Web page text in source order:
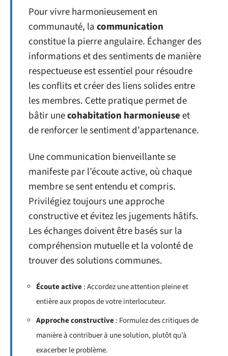
Pour vivre harmonieusement en
communauté, lacommunication
constitue la pierre angulaire. Échanger des
informations et des sentiments de manière
respectueuse est essentiel pour résoudre
les conflits et créer des liens solides entre
les membres. Cette pratique permet de
bâtir unecohabitation harmonieuseet
de renforcer le sentiment d’appartenance.
Une communication bienveillante se
manifeste par l’écoute active, où chaque
membre se sent entendu et compris.
Privilégiez toujours une approche
constructive et évitez les jugements hâtifs.
Les échanges doivent être basés sur la
compréhension mutuelle et la volonté de
trouver des solutions communes.
Écoute active: Accordez une attention pleine et
entière aux propos de votre interlocuteur.
Approche constructive: Formulez des critiques de
manière à contribuer à une solution, plutôt qu’à
exacerber le problème.